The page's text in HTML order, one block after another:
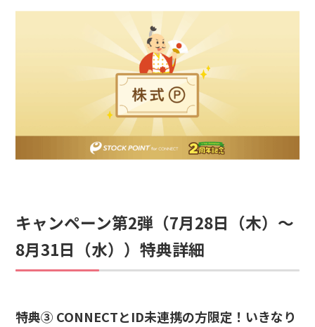
キャンペーン第2弾（7月28日（木）～
8月31日（水））特典詳細
特典③ CONNECTとID未連携の方限定！いきなり